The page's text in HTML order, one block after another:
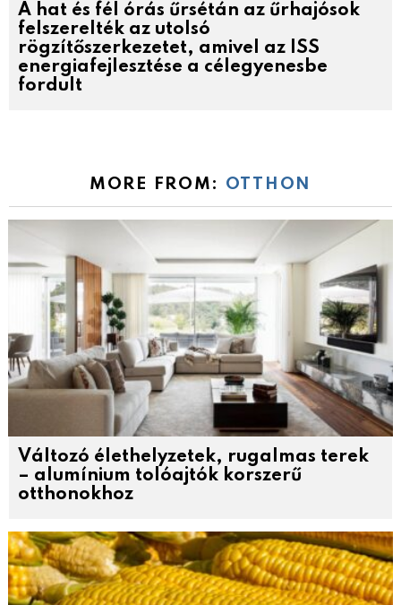
A hat és fél órás űrsétán az űrhajósok
felszerelték az utolsó
rögzítőszerkezetet, amivel az ISS
energiafejlesztése a célegyenesbe
fordult
MORE FROM: OTTHON
Változó élethelyzetek, rugalmas terek
– alumínium tolóajtók korszerű
otthonokhoz